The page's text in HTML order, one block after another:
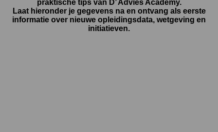
praktische tips van D’ Advies Academy.
Laat hieronder je gegevens na en ontvang als eerste
informatie over nieuwe opleidingsdata, wetgeving en
initiatieven.